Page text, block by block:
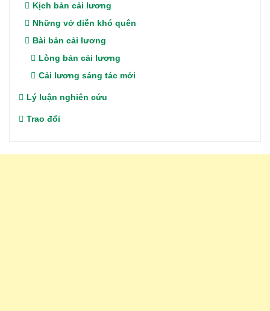
Kịch bản cải lương
Những vở diễn khó quên
Bài bản cải lương
Lòng bản cải lương
Cải lương sáng tác mới
Lý luận nghiên cứu
Trao đổi